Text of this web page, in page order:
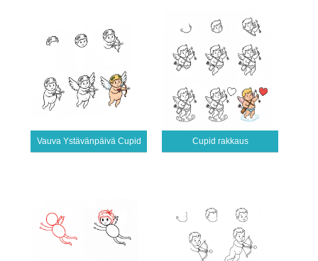
Vauva Ystävänpäivä Cupid Cupid rakkaus